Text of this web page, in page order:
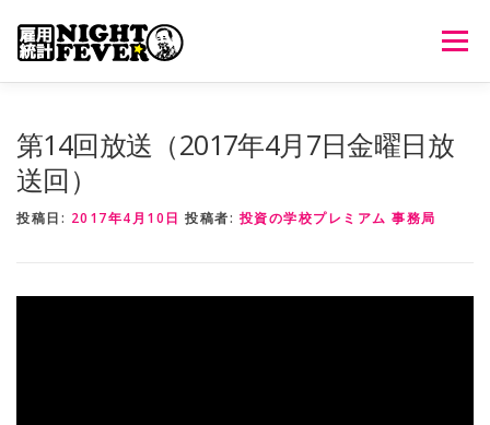
メニュ
第14回放送（2017年4月7日金曜日放
送回）
投稿日: 2017年4月10日 投稿者: 投資の学校プレミアム 事務局